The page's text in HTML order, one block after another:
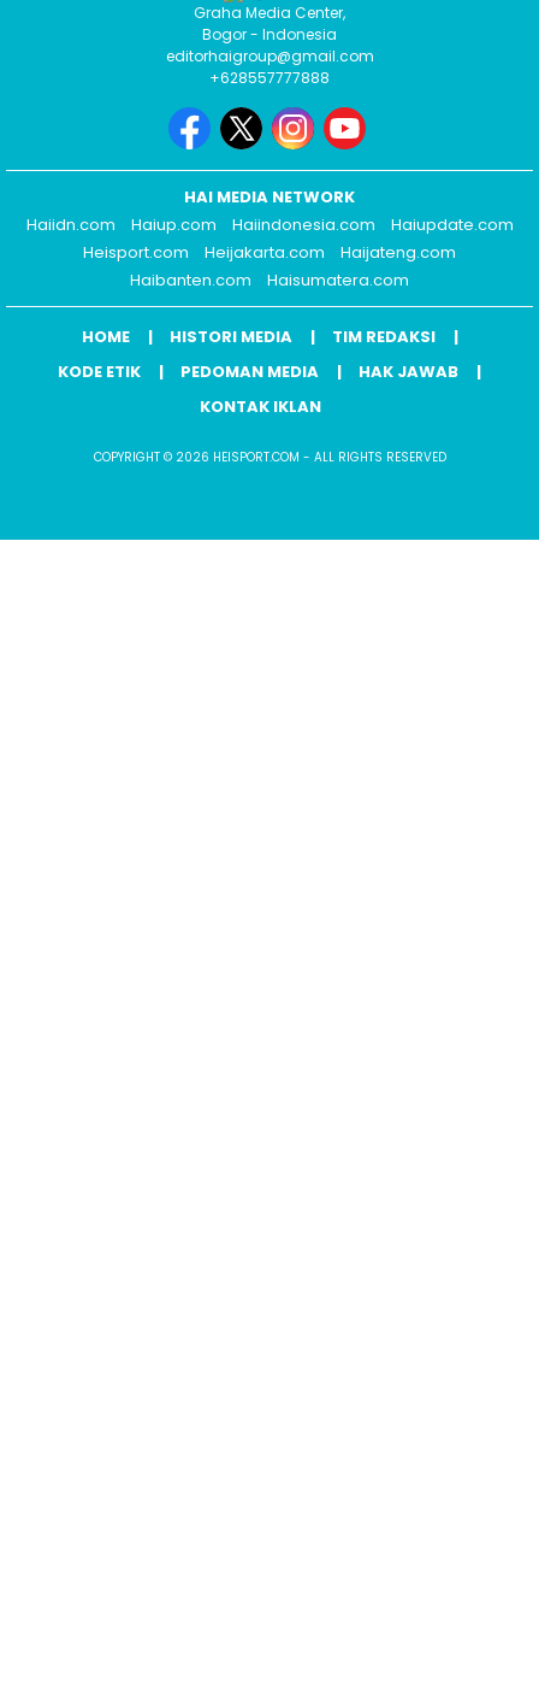
Graha Media Center,
Bogor - Indonesia
editorhaigroup@gmail.com
+628557777888
HAI MEDIA NETWORK
Haiidn.com
Haiup.com Haiindonesia.com
Haiupdate.com
Heisport.com
Heijakarta.com
Haijateng.com
Haibanten.com
Haisumatera.com
HOME HISTORI MEDIA
TIM REDAKSI
KODE ETIK
PEDOMAN MEDIA
HAK JAWAB
KONTAK IKLAN
COPYRIGHT © 2026 HEISPORT.COM - ALL RIGHTS RESERVED